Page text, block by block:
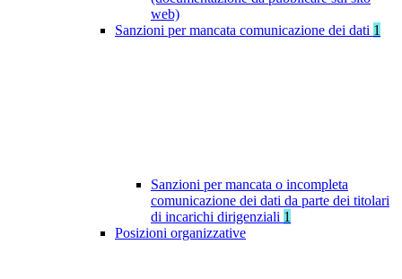
web)
Sanzioni per mancata comunicazione dei dati 1
Sanzioni per mancata o incompleta
comunicazione dei dati da parte dei titolari
di incarichi dirigenziali 1
Posizioni organizzative